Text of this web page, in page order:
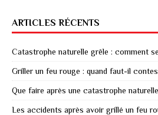
ARTICLES RÉCENTS
Catastrophe naturelle grêle : comment
Griller un feu rouge : quand faut-il
Que faire après une catastrophe
Les accidents après avoir grillé un feu